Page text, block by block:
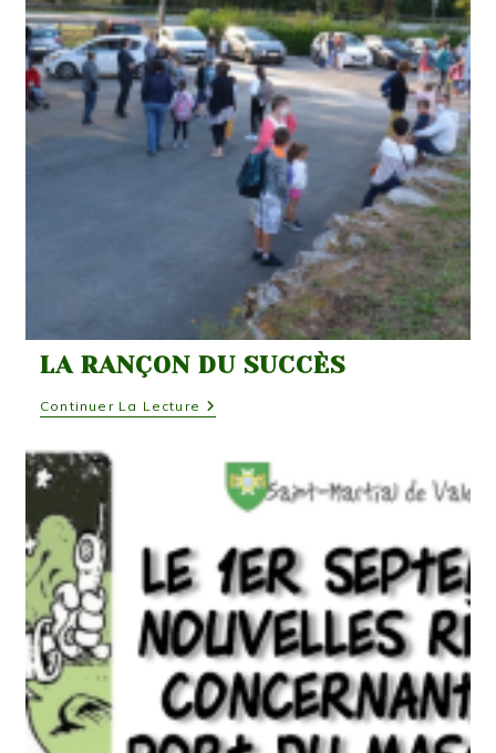
Noël
!
LA RANÇON DU SUCCÈS
Continuer La Lecture La
Rançon
Succès